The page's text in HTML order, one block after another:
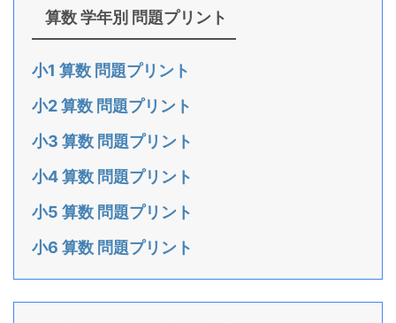
算数 学年別 問題プリント
小1 算数 問題プリント
小2 算数 問題プリント
小3 算数 問題プリント
小4 算数 問題プリント
小5 算数 問題プリント
小6 算数 問題プリント